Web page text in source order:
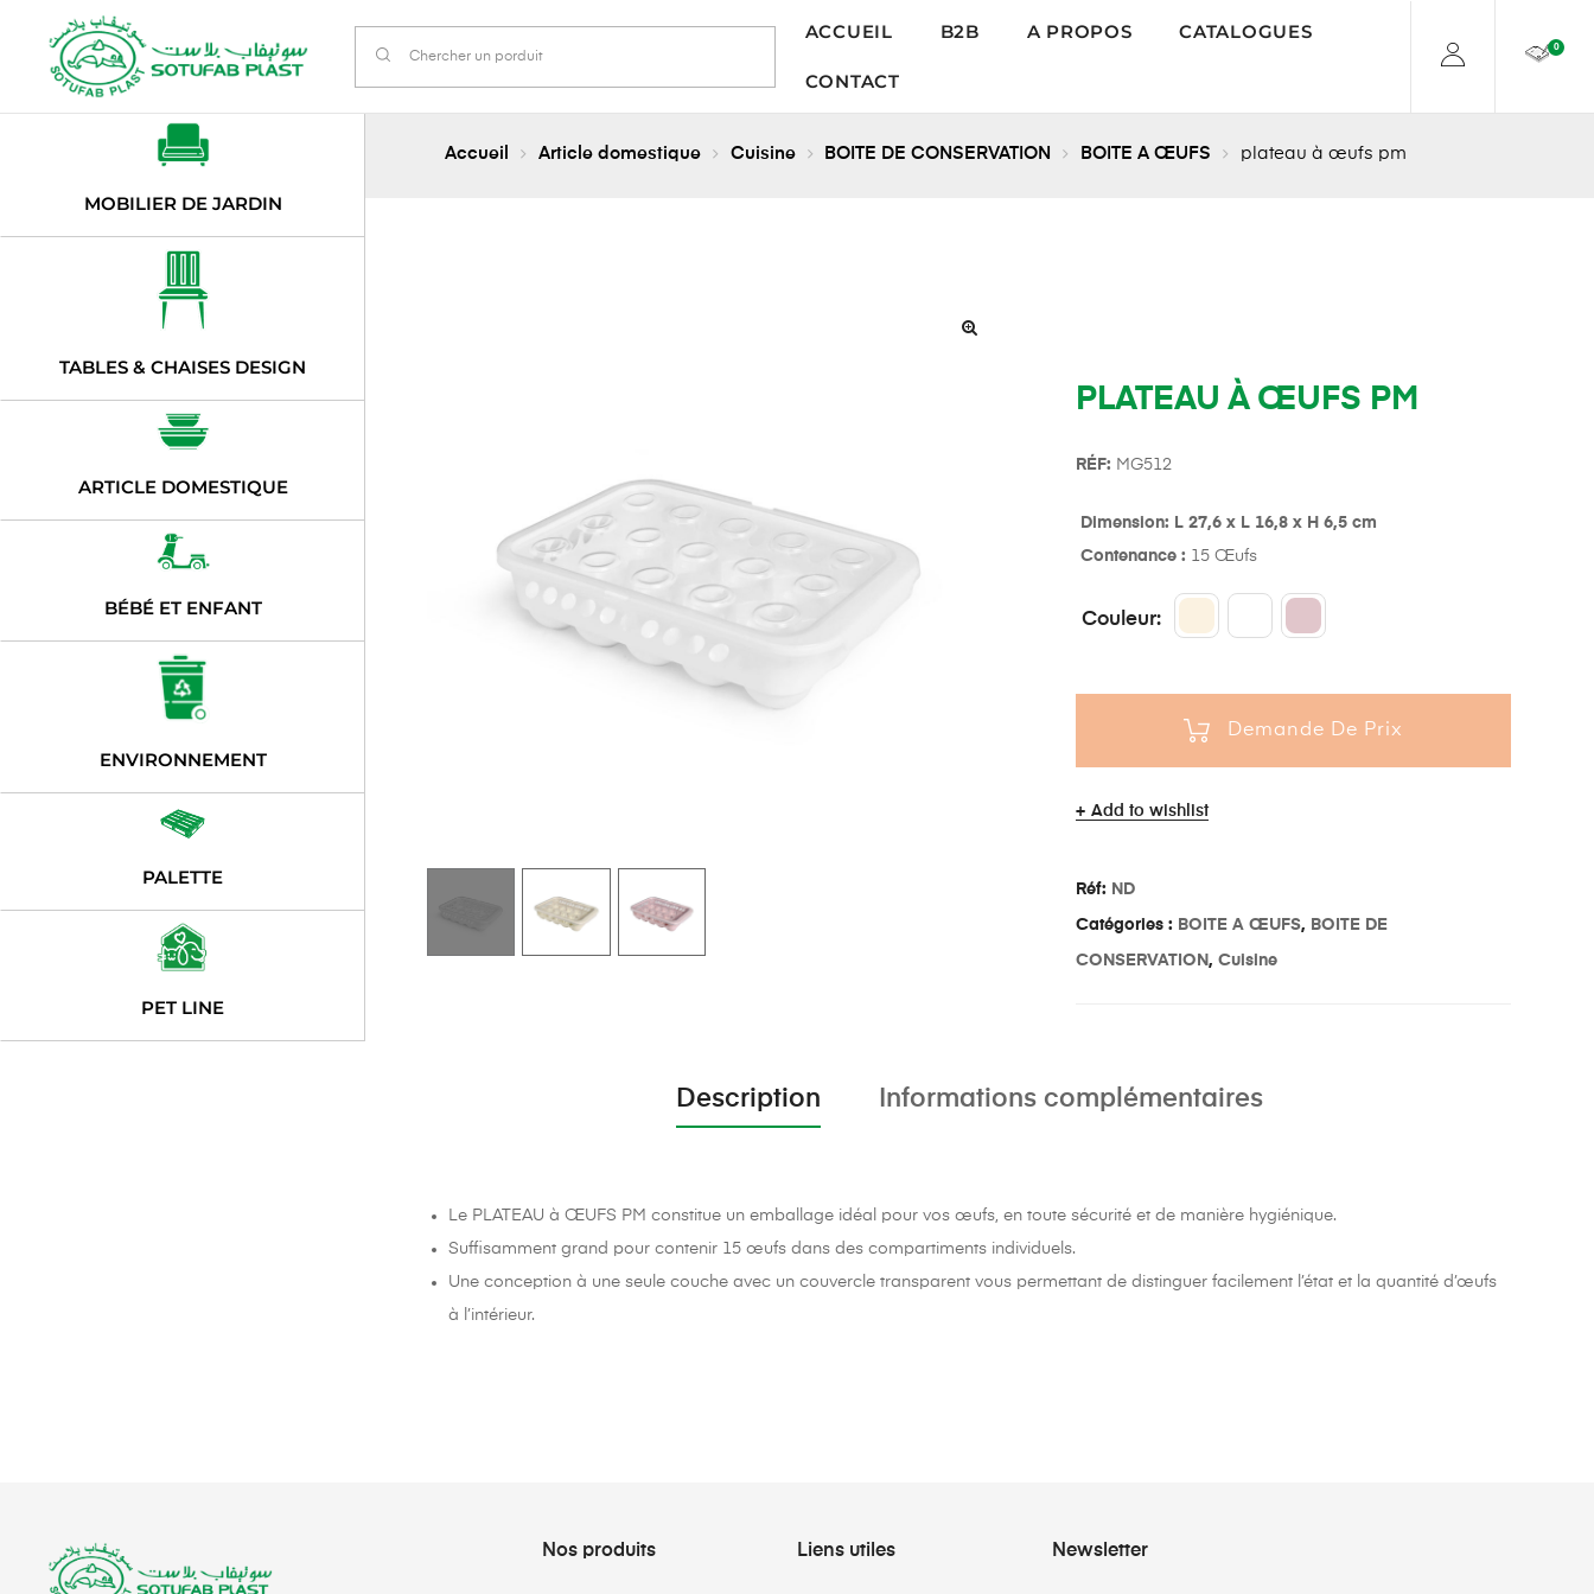
ACCUEIL B2B A PROPOS CATALOGUES
CONTACT
0
Accueil Article domestique Cuisine BOITE DE CONSERVATION BOITE A ŒUFS plateau à œufs pm
PLATEAU À ŒUFS PM
RÉF: MG512
Dimension: L 27,6 x L 16,8 x H 6,5 cm
Contenance : 15 Œufs
Couleur
Demande De Prix
Add to wishlist
Réf: ND
Catégories : BOITE A ŒUFS, BOITE DE
CONSERVATION, Cuisine
Description Informations complémentaires
Le PLATEAU à ŒUFS PM constitue un emballage idéal pour vos œufs, en toute sécurité et de manière hygiénique.
Suffisamment grand pour contenir 15 œufs dans des compartiments individuels.
Une conception à une seule couche avec un couvercle transparent vous permettant de distinguer facilement l’état et la quantité d’œufs
à l’intérieur.
MOBILIER DE JARDIN
TABLES & CHAISES DESIGN
ARTICLE DOMESTIQUE
BÉBÉ ET ENFANT
ENVIRONNEMENT
PALETTE
PET LINE
Nos produits Liens utiles Newsletter